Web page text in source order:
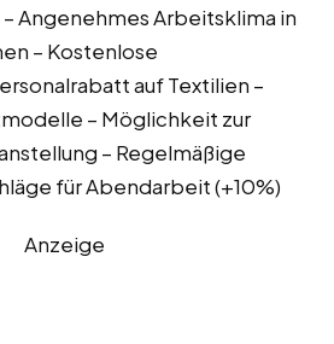
Angenehmes Arbeitsklima in
– Kostenlose
auf Textilien –
– Möglichkeit zur
– Regelmäßige
für Abendarbeit (+10%)
Anzeige